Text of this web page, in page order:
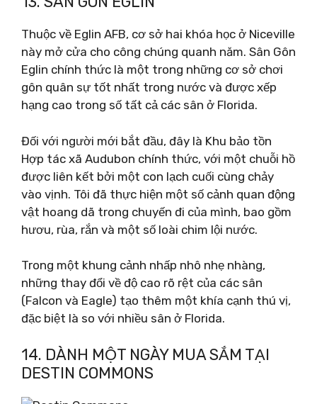
Thuộc về Eglin AFB, cơ sở hai khóa học ở Niceville
này mở cửa cho công chúng quanh năm. Sân Gôn
Eglin chính thức là một trong những cơ sở chơi
gôn quân sự tốt nhất trong nước và được xếp
hạng cao trong số tất cả các sân ở Florida.
Đối với người mới bắt đầu, đây là Khu bảo tồn
Hợp tác xã Audubon chính thức, với một chuỗi hồ
được liên kết bởi một con lạch cuối cùng chảy
vào vịnh. Tôi đã thực hiện một số cảnh quan động
vật hoang dã trong chuyến đi của mình, bao gồm
hươu, rùa, rắn và một số loài chim lội nước.
Trong một khung cảnh nhấp nhô nhẹ nhàng,
những thay đổi về độ cao rõ rệt của các sân
(Falcon và Eagle) tạo thêm một khía cạnh thú vị,
đặc biệt là so với nhiều sân ở Florida.
14. DÀNH MỘT NGÀY MUA SẮM TẠI
DESTIN COMMONS